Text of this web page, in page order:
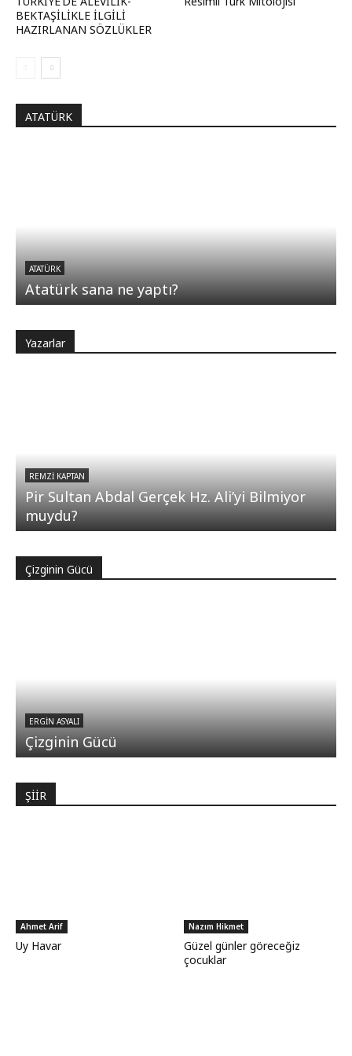
BEKTAŞİLİKLE İLGİLİ
HAZIRLANAN SÖZLÜKLER
ATATÜRK
ATATÜRK
Atatürk sana ne yaptı?
Yazarlar
REMZI KAPTAN
Pir Sultan Abdal Gerçek Hz. Ali’yi Bilmiyor
muydu?
Çizginin Gücü
ERGIN ASYALI
Çizginin Gücü
ŞİİR
Ahmet Arif
Uy Havar
Nazım Hikmet
Güzel günler göreceğiz
çocuklar